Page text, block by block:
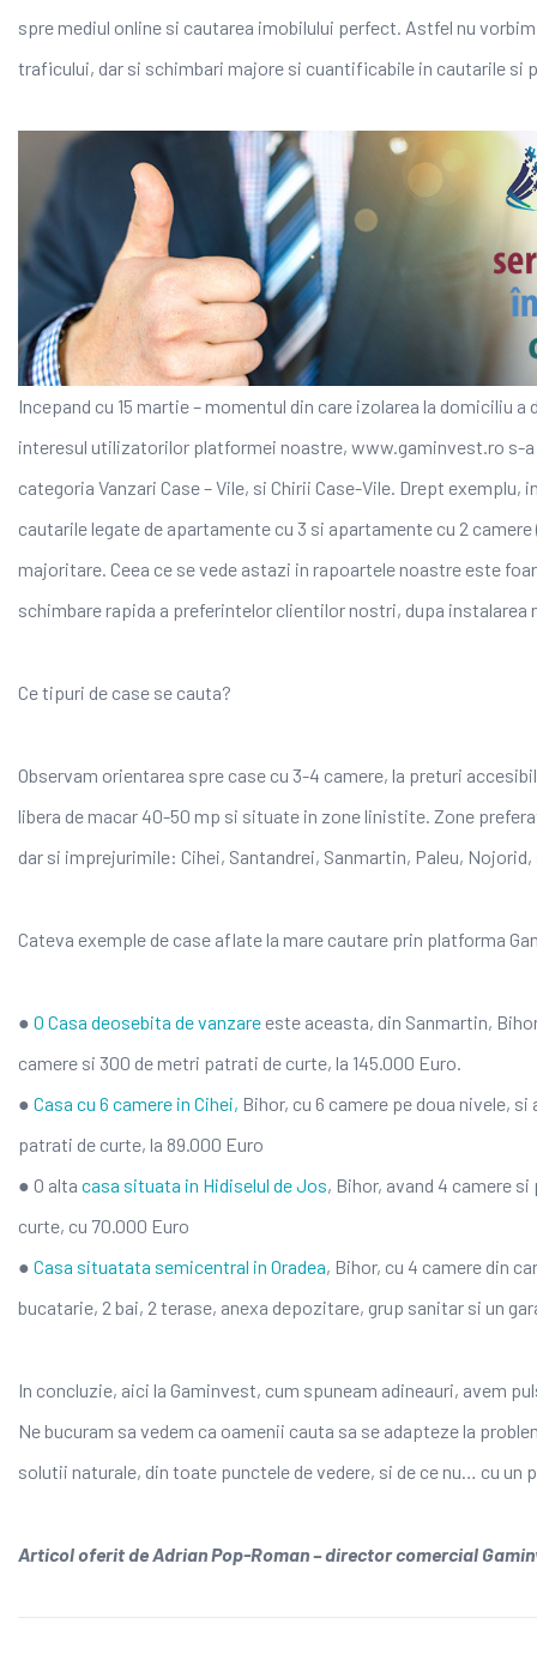
spre mediul online si cautarea imobilului perfect. Astfel nu
traficului, dar si schimbari majore si cuantificabile in cautarile si
Incepand cu 15 martie – momentul din care izolarea la domiciliu
interesul utilizatorilor platformei noastre, www.gaminvest.ro s-
categoria Vanzari Case – Vile, si Chirii Case-Vile. Drept exemplu,
cautarile legate de apartamente cu 3 si apartamente cu 2
majoritare. Ceea ce se vede astazi in rapoartele noastre este
schimbare rapida a preferintelor clientilor nostri, dupa instalarea
Ce tipuri de case se cauta?
Observam orientarea spre case cu 3-4 camere, la preturi
libera de macar 40-50 mp si situate in zone linistite. Zone
dar si imprejurimile: Cihei, Santandrei, Sanmartin, Paleu,
Cateva exemple de case aflate la mare cautare prin platforma
● O Casa deosebita de vanzareeste aceasta, din Sanmartin,
camere si 300 de metri patrati de curte, la 145.000 Euro.
● Casa cu 6 camere in Cihei, Bihor, cu 6 camere pe doua nivele,
patrati de curte, la 89.000 Euro
● O alta casa situata in Hidiselul de Jos, Bihor, avand 4 camere
curte, cu 70.000 Euro
● Casa situatata semicentral in Oradea, Bihor, cu 4 camere din
bucatarie, 2 bai, 2 terase, anexa depozitare, grup sanitar si un
In concluzie, aici la Gaminvest, cum spuneam adineauri, avem
Ne bucuram sa vedem ca oamenii cauta sa se adapteze la
solutii naturale, din toate punctele de vedere, si de ce nu… cu un
Articol oferit de Adrian Pop-Roman – director comercial